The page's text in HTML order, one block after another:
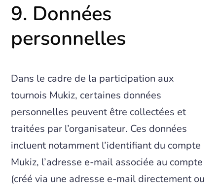
9. Données
personnelles
Dans le cadre de la participation aux
tournois Mukiz, certaines données
personnelles peuvent être collectées et
traitées par l’organisateur. Ces données
incluent notamment l’identifiant du compte
Mukiz, l’adresse e-mail associée au compte
(créé via une adresse e-mail directement ou